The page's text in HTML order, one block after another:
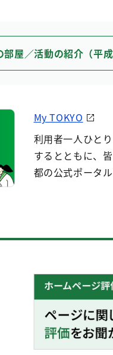
部屋／活動の紹介（平
My TOKYO
利用者一人ひと
するとともに、
都の公式ポータル